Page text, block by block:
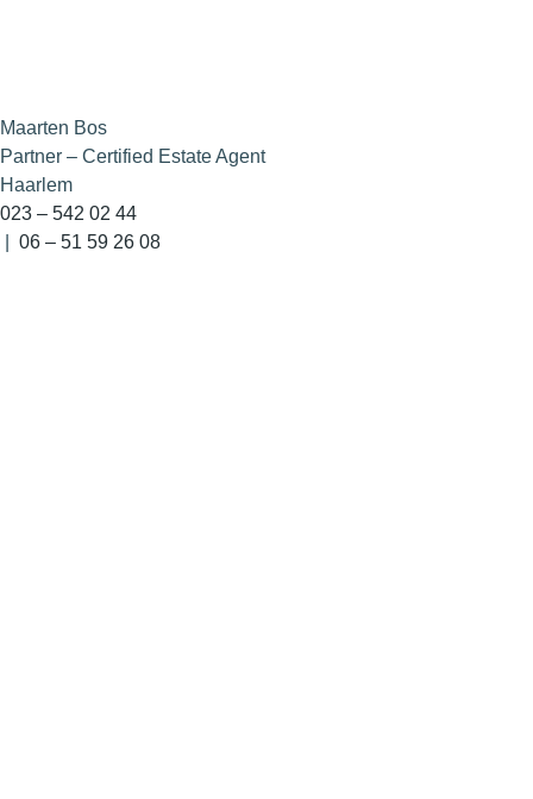
Maarten Bos
Partner – Certified Estate Agent
Haarlem
023 – 542 02 44
06 – 51 59 26 08